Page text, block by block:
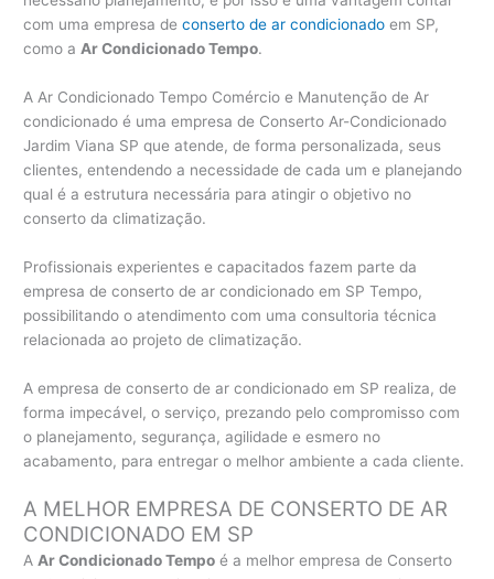
com uma empresa deconserto de ar condicionado em SP,
como a Ar Condicionado Tempo.
A Ar Condicionado Tempo Comércio e Manutenção de Ar
condicionado é uma empresa de Conserto Ar-Condicionado
Jardim Viana SP que atende, de forma personalizada, seus
clientes, entendendo a necessidade de cada um e planejando
qual é a estrutura necessária para atingir o objetivo no
conserto da climatização.
Profissionais experientes e capacitados fazem parte da
empresa de conserto de ar condicionado em SP Tempo,
possibilitando o atendimento com uma consultoria técnica
relacionada ao projeto de climatização.
A empresa de conserto de ar condicionado em SP realiza, de
forma impecável, o serviço, prezando pelo compromisso com
o planejamento, segurança, agilidade e esmero no
acabamento, para entregar o melhor ambiente a cada cliente.
A MELHOR EMPRESA DE CONSERTO DE AR
CONDICIONADO EM SP
A Ar Condicionado Tempo é a melhor empresa de Conserto